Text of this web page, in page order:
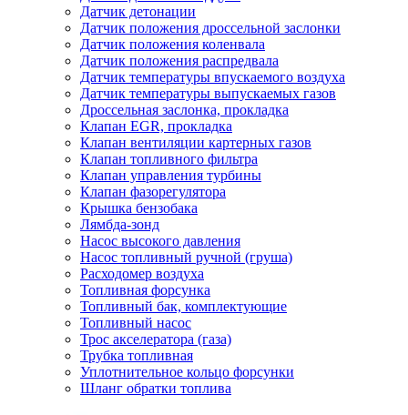
Датчик детонации
Датчик положения дроссельной заслонки
Датчик положения коленвала
Датчик положения распредвала
Датчик температуры впускаемого воздуха
Датчик температуры выпускаемых газов
Дроссельная заслонка, прокладка
Клапан EGR, прокладка
Клапан вентиляции картерных газов
Клапан топливного фильтра
Клапан управления турбины
Клапан фазорегулятора
Крышка бензобака
Лямбда-зонд
Насос высокого давления
Насос топливный ручной (груша)
Расходомер воздуха
Топливная форсунка
Топливный бак, комплектующие
Топливный насос
Трос акселератора (газа)
Трубка топливная
Уплотнительное кольцо форсунки
Шланг обратки топлива